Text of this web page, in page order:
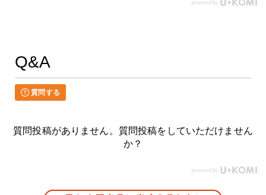
Q&A
質問する
質問投稿がありません。質問投稿をしていただけません
か？